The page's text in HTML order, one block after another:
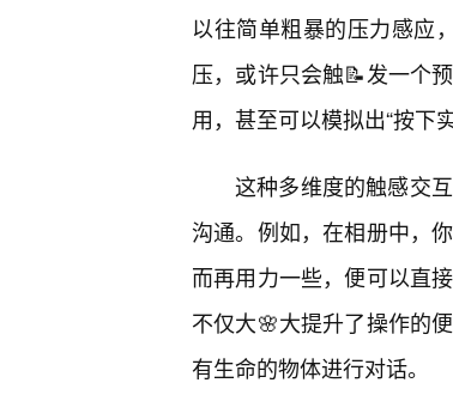
以往简单粗暴的压力感应
压，或许只会触📝发一个
用，甚至可以模拟出“按下
这种多维度的触感交
沟通。例如，在相册中，
而再用力一些，便可以直
不仅大🌸大提升了操作的
有生命的物体进行对话。